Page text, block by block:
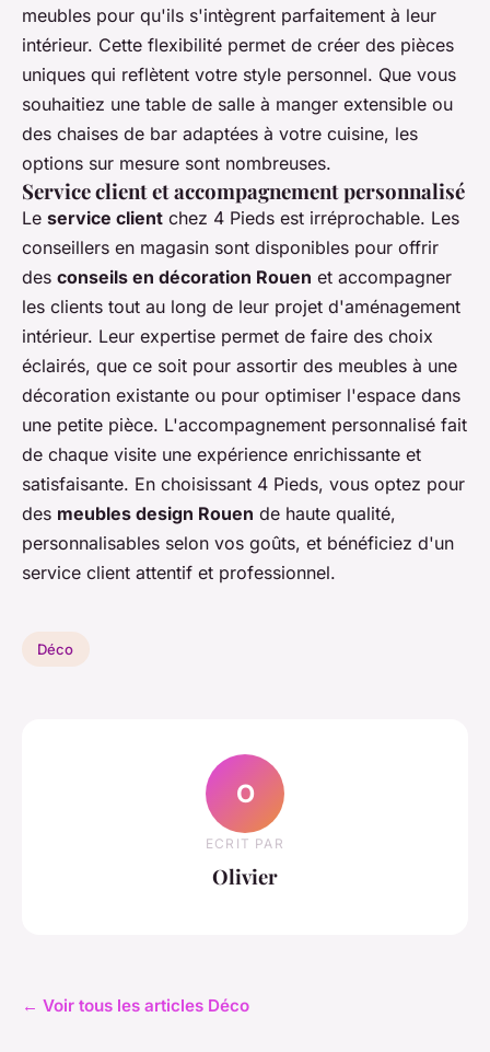
meubles pour qu'ils s'intègrent parfaitement à leur
intérieur. Cette flexibilité permet de créer des pièces
uniques qui reflètent votre style personnel. Que vous
souhaitiez une table de salle à manger extensible ou
des chaises de bar adaptées à votre cuisine, les
options sur mesure sont nombreuses.
Service client et accompagnement personnalisé
Le service client chez 4 Pieds est irréprochable. Les
conseillers en magasin sont disponibles pour offrir
des conseils en décoration Rouen et accompagner
les clients tout au long de leur projet d'aménagement
intérieur. Leur expertise permet de faire des choix
éclairés, que ce soit pour assortir des meubles à une
décoration existante ou pour optimiser l'espace dans
une petite pièce. L'accompagnement personnalisé fait
de chaque visite une expérience enrichissante et
satisfaisante. En choisissant 4 Pieds, vous optez pour
des meubles design Rouen de haute qualité,
personnalisables selon vos goûts, et bénéficiez d'un
service client attentif et professionnel.
Déco
O
ECRIT PAR
Olivier
← Voir tous les articles Déco